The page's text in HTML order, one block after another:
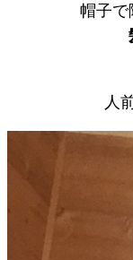
帽子で
人